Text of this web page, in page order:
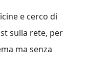
e cerco di
sulla rete, per
ma senza